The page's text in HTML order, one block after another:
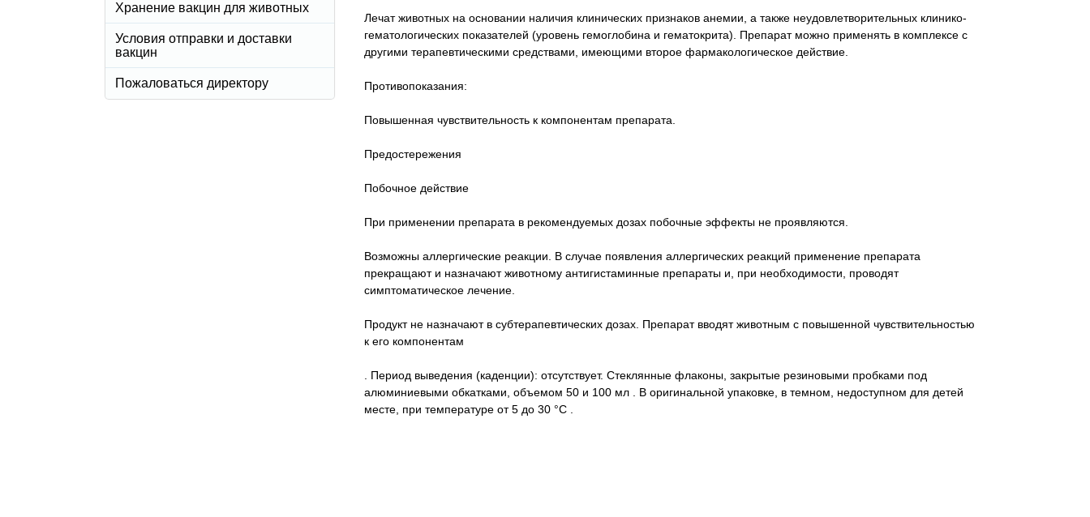
Лечат животных на основании наличия клинических признаков анемии, а также неудовлетворительных клинико-
гематологических показателей (уровень гемоглобина и гематокрита). Препарат можно применять в комплексе с
другими терапевтическими средствами, имеющими второе фармакологическое действие.
Противопоказания:
Повышенная чувствительность к компонентам препарата.
Предостережения
Побочное действие
При применении препарата в рекомендуемых дозах побочные эффекты не проявляются.
Возможны аллергические реакции. В случае появления аллергических реакций применение препарата
прекращают и назначают животному антигистаминные препараты и, при необходимости, проводят
симптоматическое лечение.
Продукт не назначают в субтерапевтических дозах. Препарат вводят животным с повышенной чувствительностью
к его компонентам
Период выведения (каденции): отсутствует. Стеклянные флаконы, закрытые резиновыми пробками под
алюминиевыми обкатками, объемом 50 и 100 мл
В оригинальной упаковке, в темном, недоступном для детей
месте, при температуре от 5 до 30 °С
Хранение вакцин для животных
Условия отправки и доставки
вакцин
Пожаловаться директору